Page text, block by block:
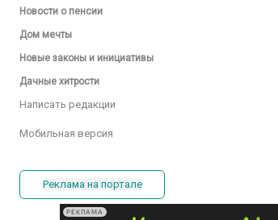
Новости о пенсии
Дом мечты
Новые законы и инициативы
Дачные хитрости
Написать редакции
Мобильная версия
Реклама на портале
РЕКЛАМА